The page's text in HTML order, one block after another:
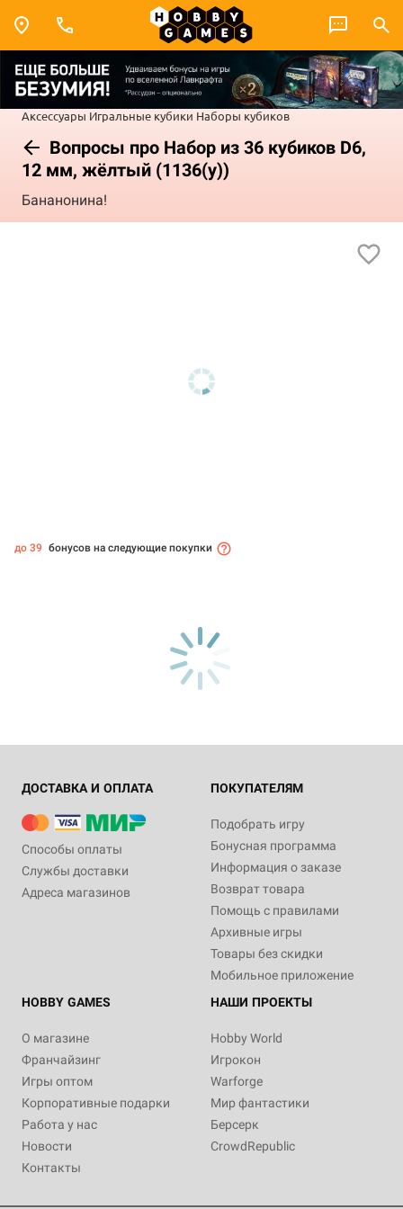
Аксессуары Игральные кубики Наборы кубиков
Вопросы про Набор из 36 кубиков D6,
12 мм, жёлтый (1136(у))
Бананонина!
до 39 бонусов на следующие покупки
ДОСТАВКА И ОПЛАТА
Способы оплаты
Службы доставки
Адреса магазинов
ПОКУПАТЕЛЯМ
Подобрать игру
Бонусная программа
Информация о заказе
Возврат товара
Помощь с правилами
Архивные игры
Товары без скидки
Мобильное приложение
HOBBY GAMES
О магазине
Франчайзинг
Игры оптом
Корпоративные подарки
Работа у нас
Новости
Контакты
НАШИ ПРОЕКТЫ
Hobby World
Игрокон
Warforge
Мир фантастики
Берсерк
CrowdRepublic